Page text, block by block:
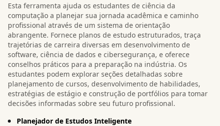
Esta ferramenta ajuda os estudantes de ciência da
computação a planejar sua jornada acadêmica e caminho
profissional através de um sistema de orientação
abrangente. Fornece planos de estudo estruturados, traça
trajetórias de carreira diversas em desenvolvimento de
software, ciência de dados e cibersegurança, e oferece
conselhos práticos para a preparação na indústria. Os
estudantes podem explorar seções detalhadas sobre
planejamento de cursos, desenvolvimento de habilidades,
estratégias de estágio e construção de portfólios para tomar
decisões informadas sobre seu futuro profissional.
Planejador de Estudos Inteligente